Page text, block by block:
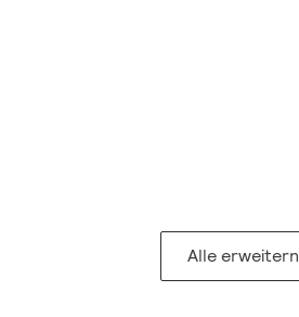
Alle erweitern